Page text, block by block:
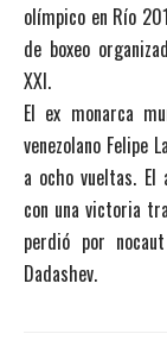
olímpico en Río
de boxeo
XXI.
El ex monarca
venezolano Felipe
a ocho vueltas. El
con una victoria
perdió por
Dadashev.